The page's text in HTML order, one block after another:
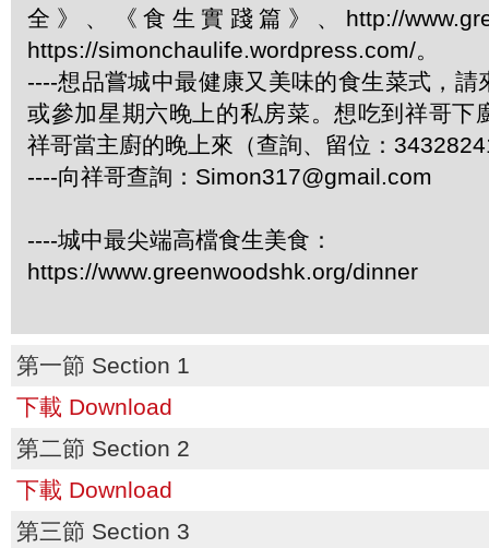
全》、《食生實踐篇》、http://
https://simonchaulife.wordpress.com/。
----想品嘗城中最健康又美味的食生菜式，請
或參加星期六晚上的私房菜。想吃到祥哥下
祥哥當主廚的晚上來（查詢、留位：
----向祥哥查詢：Simon317@gmail.com
----城中最尖端高檔食生美食：
https://www.greenwoodshk.org/dinner
第一節 Section 1
下載 Download
第二節 Section 2
下載 Download
第三節 Section 3